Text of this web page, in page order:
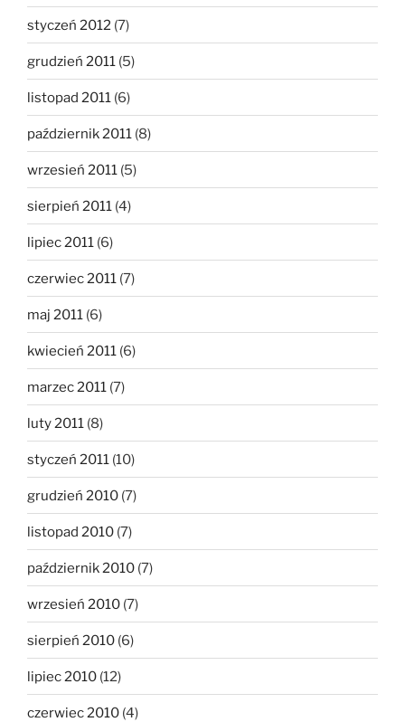
styczeń 2012 (7)
grudzień 2011 (5)
listopad 2011 (6)
październik 2011 (8)
wrzesień 2011 (5)
sierpień 2011 (4)
lipiec 2011 (6)
czerwiec 2011 (7)
maj 2011 (6)
kwiecień 2011 (6)
marzec 2011 (7)
luty 2011 (8)
styczeń 2011 (10)
grudzień 2010 (7)
listopad 2010 (7)
październik 2010 (7)
wrzesień 2010 (7)
sierpień 2010 (6)
lipiec 2010 (12)
czerwiec 2010 (4)